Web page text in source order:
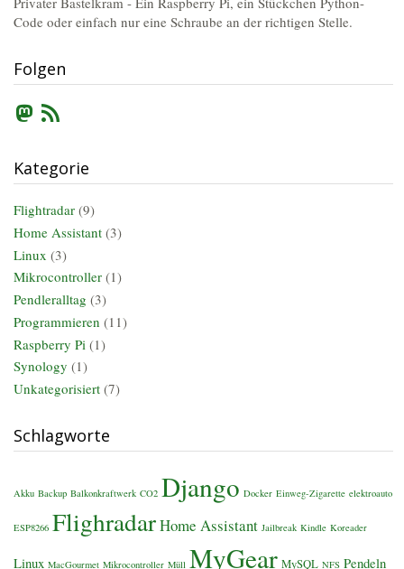
Code oder einfach nur eine Schraube an der richtigen Stelle.
Folgen
Mastodon
Kategorie
Flightradar (9)
Home Assistant (3)
Linux (3)
Mikrocontroller (1)
Pendleralltag (3)
Programmieren (11)
Raspberry Pi (1)
Synology (1)
Unkategorisiert (7)
Schlagworte
Akku Backup Balkonkraftwerk CO2 Django Docker Einweg-Zigarette elektroauto
ESP8266 FlighradarHome Assistant Jailbreak Kindle Koreader
Linux MacGourmet Mikrocontroller Müll MyGear MySQL NFS Pendeln